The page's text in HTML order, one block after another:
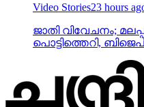
Video Stories23 hours
ജാതി വിവേചനം;
പൊട്ടിത്തെറി,